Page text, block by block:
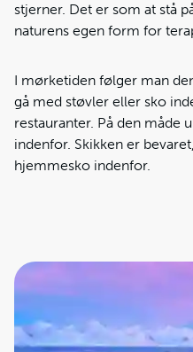
stjerner. Det er som at stå
naturens egen form for
I mørketiden følger man
gå med støvler eller sko
restauranter. På den måde
indenfor. Skikken er
hjemmesko indenfor.